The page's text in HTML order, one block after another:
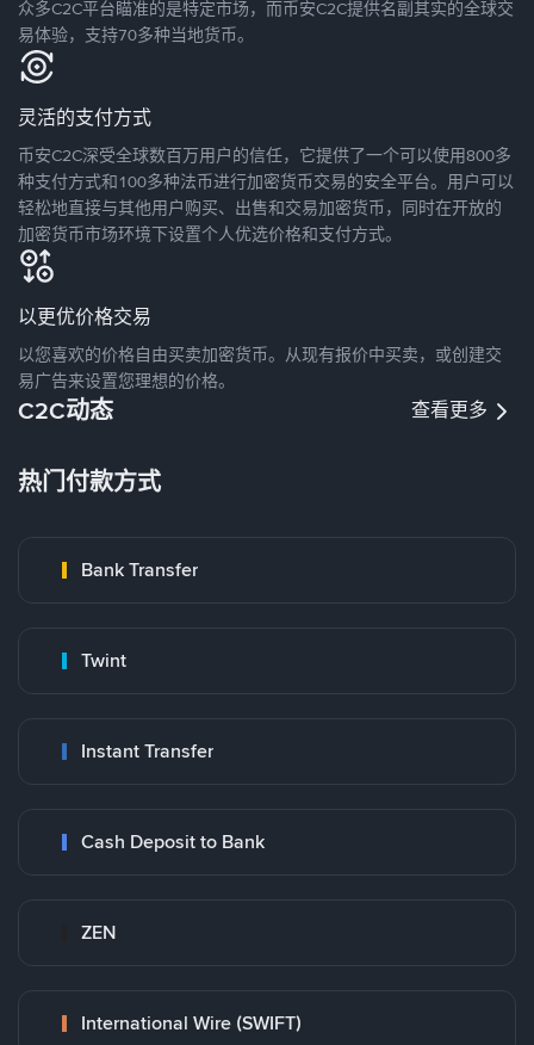
众多C2C平台瞄准的是特定市场，而币安C2C提供名副其实的全球交
易体验，支持70多种当地货币。
灵活的支付方式
币安C2C深受全球数百万用户的信任，它提供了一个可以使用800多
种支付方式和100多种法币进行加密货币交易的安全平台。用户可以
轻松地直接与其他用户购买、出售和交易加密货币，同时在开放的
加密货币市场环境下设置个人优选价格和支付方式。
以更优价格交易
以您喜欢的价格自由买卖加密货币。从现有报价中买卖，或创建交
易广告来设置您理想的价格。
C2C动态 查看更多
热门付款方式
Bank Transfer
Twint
Instant Transfer
Cash Deposit to Bank
ZEN
International Wire (SWIFT)